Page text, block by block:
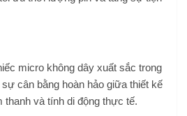
micro không dây xuất sắc trong
cân bằng hoàn hảo giữa thiết kế
và tính di động thực tế.